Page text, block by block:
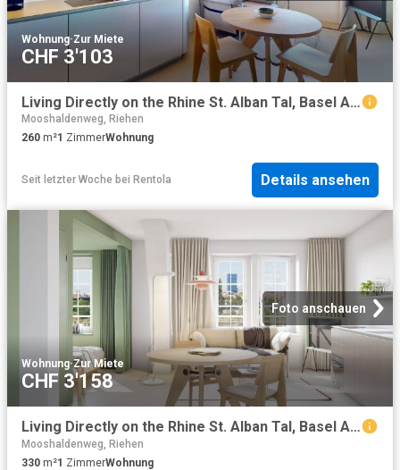
Wohnung·Zur Miete
CHF 3'103
Living Directly on the Rhine St. Alban Tal, Basel Amsterdam Apartments for Rent
Mooshaldenweg, Riehen
260 m²1 ZimmerWohnung
Seit letzter Woche bei Rentola Details ansehen
Foto anschauen
Wohnung·Zur Miete
CHF 3'158
Living Directly on the Rhine St. Alban Tal, Basel Amsterdam Apartments for Rent
Mooshaldenweg, Riehen
330 m²1 ZimmerWohnung